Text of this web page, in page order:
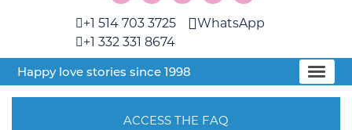
+1 514 703 3725
+1 332 331 8674
WhatsApp
Happy love stories since 1998
ACCESS THE FAQ